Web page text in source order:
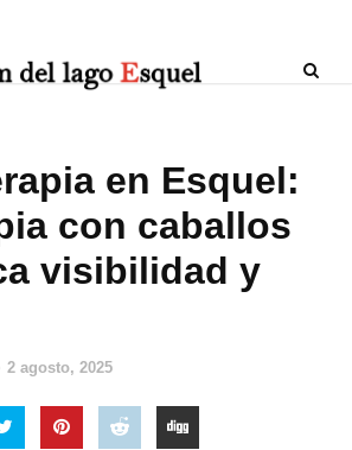
en Esquel:
con caballos
visibilidad y
2 agosto, 2025